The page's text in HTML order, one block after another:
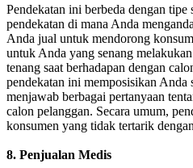
Pendekatan ini berbeda dengan
pendekatan di mana Anda
Anda jual untuk mendorong
untuk Anda yang senang
tenang saat berhadapan dengan
pendekatan ini memposisikan Anda
menjawab berbagai pertanyaan
calon pelanggan. Secara umum,
konsumen yang tidak tertarik
8. Penjualan Medis